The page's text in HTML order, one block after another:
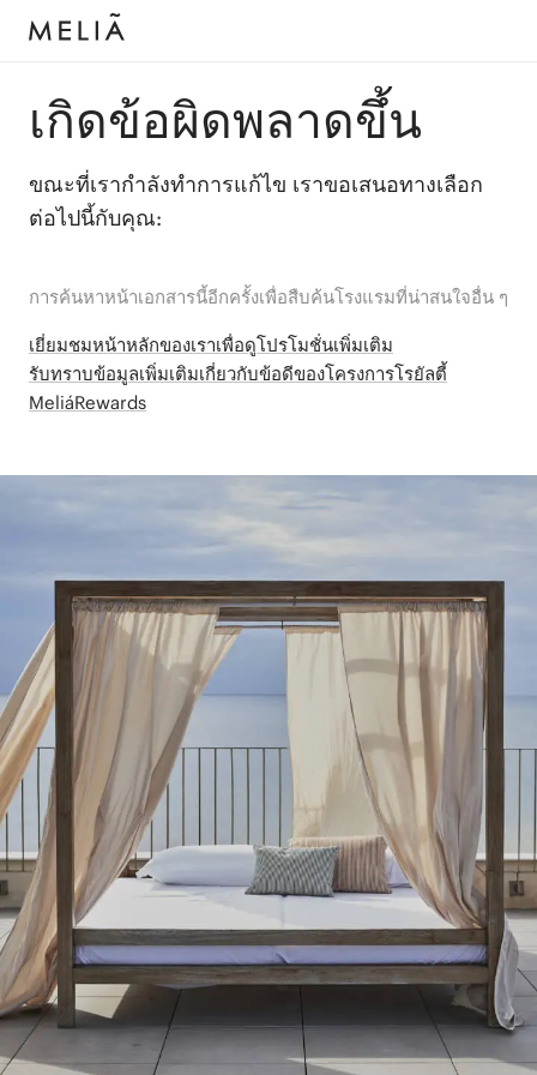
เกิดข้อผิดพลาดขึ้น
ขณะที่เรากำลังทำการแก้ไข เราขอเสนอทางเลือก
ต่อไปนี้กับคุณ:
การค้นหาหน้าเอกสารนี้อีกครั้งเพื่อสืบค้นโรงแรมที่น่าสนใจอื่น ๆ
เยี่ยมชมหน้าหลักของเราเพื่อดูโปรโมชั่นเพิ่มเติม
รับทราบข้อมูลเพิ่มเติมเกี่ยวกับข้อดีของโครงการโรยัลตี้
MeliáRewards